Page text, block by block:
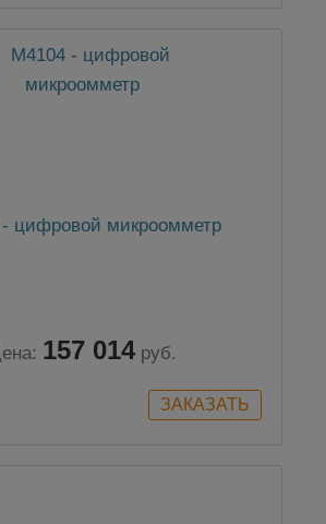
цифровой микроомметр
157 014 руб.